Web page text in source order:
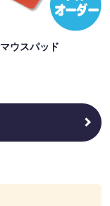
マウスパッド